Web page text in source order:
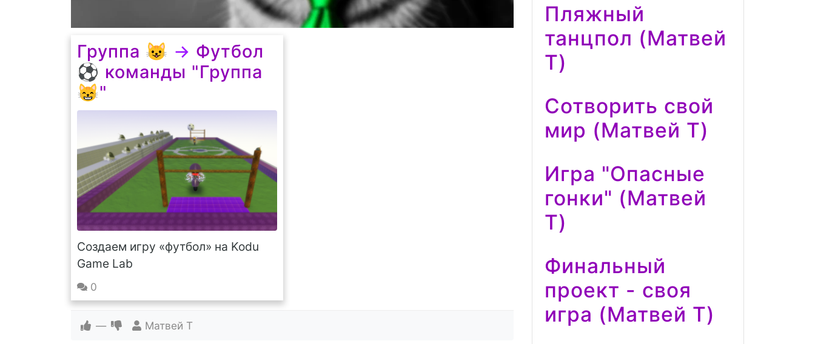
Группа 😺 → Футбол
⚽️ команды "Группа
😸"
Создаем игру «футбол» на Kodu
Game Lab
0
— Матвей Т
Пляжный
танцпол (Матвей
Т)
Сотворить свой
мир (Матвей Т)
Игра "Опасные
гонки" (Матвей
Т)
Финальный
проект - своя
игра (Матвей Т)